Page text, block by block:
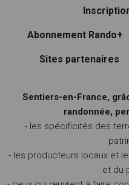
Abonnement Rando+
Sites partenaires
Sentiers-en-France,
randonnée,
- les spécificités des
- les producteurs locaux et
et du